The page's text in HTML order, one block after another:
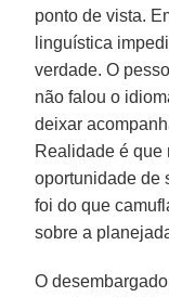
ponto de vista.
linguística
verdade. O
não falou o
deixar
Realidade é que
oportunidade de
foi do que
sobre a
O